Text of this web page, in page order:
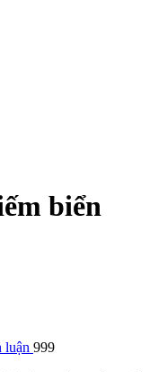
biển
luận 999